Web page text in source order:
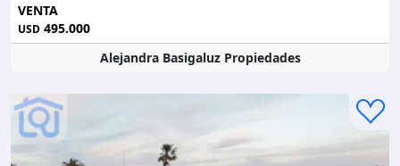
VENTA
USD 495.000
Alejandra Basigaluz Propiedades